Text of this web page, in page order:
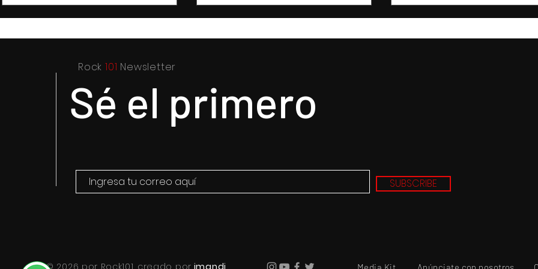
Rock 101 Newsletter
Sé el primero
SUBSCRIBE
© 2026 por Rock101. creado por imandi